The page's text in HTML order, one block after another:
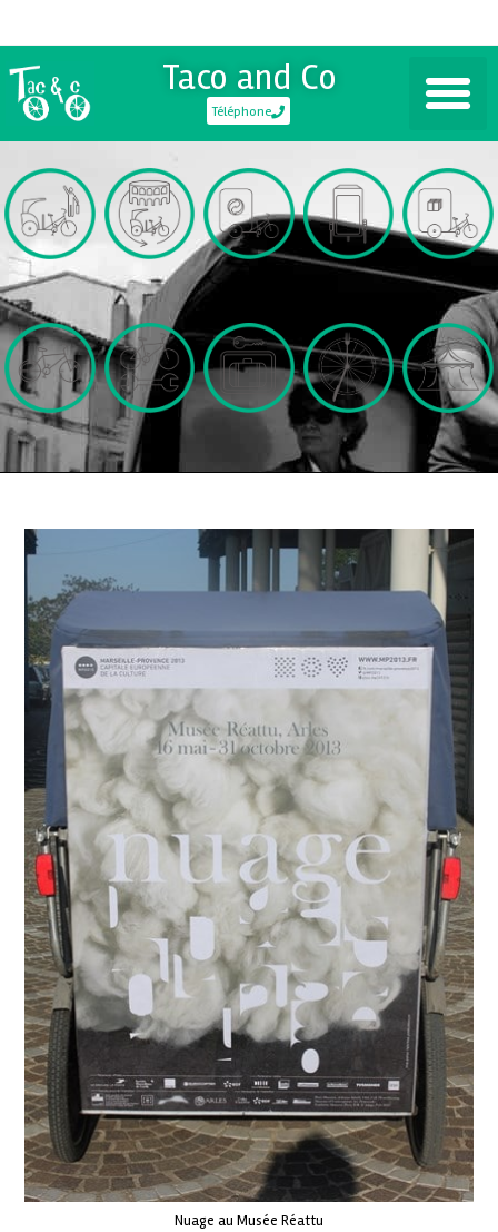
Taco and Co
Téléphone
Nuage au Musée Réattu